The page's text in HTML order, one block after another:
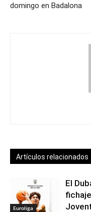
domingo en Badalona
Artículos relacionados
Euroliga
El